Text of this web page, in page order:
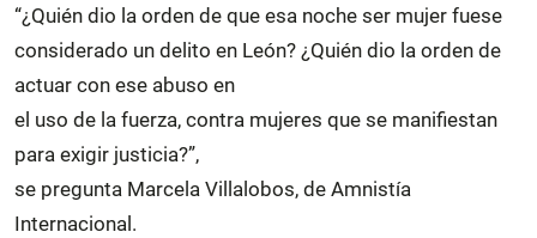
“¿Quién dio la orden de que esa noche ser mujer fuese
considerado un delito en León? ¿Quién dio la orden de
actuar con ese abuso en
el uso de la fuerza, contra mujeres que se manifiestan
para exigir justicia?”,
se pregunta Marcela Villalobos, de Amnistía
Internacional.